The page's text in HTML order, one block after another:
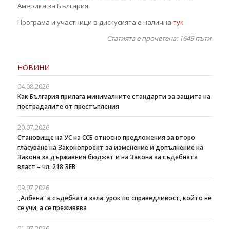
Америка за България.
Програма и участници в дискусията е налична тук
Статията е прочетена: 1649пъти
НОВИНИ
04.08.2026
Как България прилага минималните стандарти за защита на
пострадалите от престъпления
20.07.2026
Становище на УС на ССБ относно предложения за второ
гласуване на Законопроект за изменение и допълнение на
Закона за държавния бюджет и на Закона за съдебната
власт – чл. 218 ЗЕВ
09.07.2026
„Албена“ в съдебната зала: урок по справедливост, който не
се учи, а се преживява